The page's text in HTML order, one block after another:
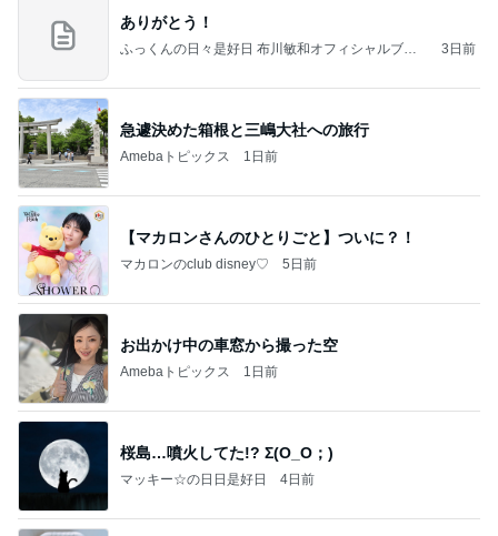
ありがとう！
ふっくんの日々是好日 布川敏和オフィシャルブロ
3日前
急遽決めた箱根と三嶋大社への旅行
Amebaトピックス 1日前
【マカロンさんのひとりごと】ついに？！
マカロンのclub disney♡ 5日前
お出かけ中の車窓から撮った空
Amebaトピックス 1日前
桜島…噴火してた!? Σ(O_O；)
マッキー☆の日日是好日 4日前